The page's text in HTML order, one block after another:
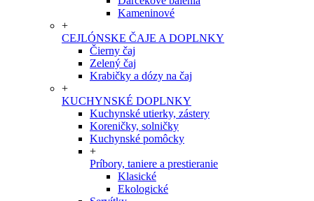
Kameninové
+
CEJLÓNSKE ČAJE A DOPLNKY
Čierny čaj
Zelený čaj
Krabičky a dózy na čaj
+
KUCHYNSKÉ DOPLNKY
Kuchynské utierky, zástery
Koreničky, solničky
Kuchynské pomôcky
+
Príbory, taniere a prestieranie
Klasické
Ekologické